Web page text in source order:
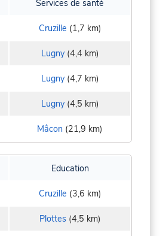
Services de santé
Cruzille (1,7 km)
Lugny(4,4 km)
Lugny(4,7 km)
Lugny(4,5 km)
Mâcon (21,9 km)
Education
Cruzille (3,6 km)
Plottes(4,5 km)